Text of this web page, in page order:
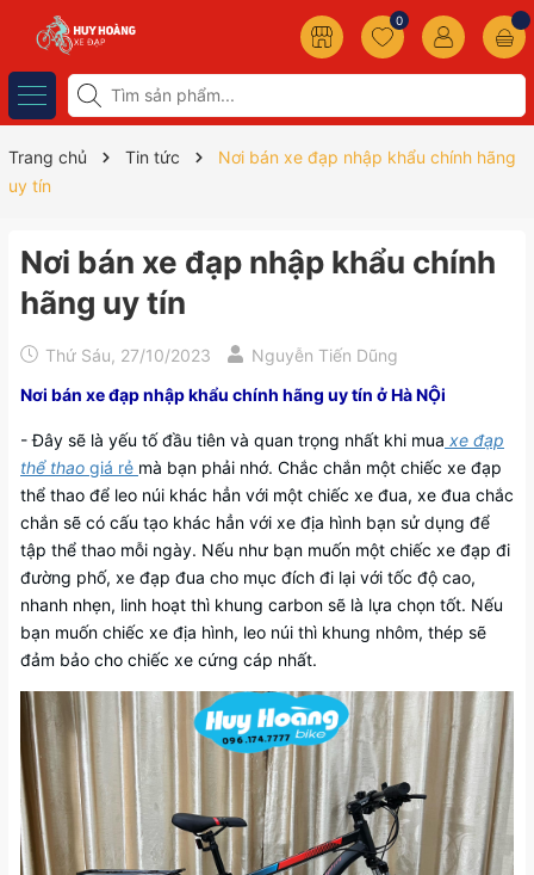
0
Trang chủ Tin tức
Nơi bán xe đạp nhập khẩu chính hãng
uy tín
Nơi bán xe đạp nhập khẩu chính
hãng uy tín
Thứ Sáu, 27/10/2023
Nguyễn Tiến Dũng
Nơi bán xe đạp nhập khẩu chính hãng uy tín ở Hà NỘi
- Đây sẽ là yếu tố đầu tiên và quan trọng nhất khi mua xe đạp
thể thao giá rẻ mà bạn phải nhớ. Chắc chắn một chiếc xe đạp
thể thao để leo núi khác hẳn với một chiếc xe đua, xe đua chắc
chắn sẽ có cấu tạo khác hẳn với xe địa hình bạn sử dụng để
tập thể thao mỗi ngày. Nếu như bạn muốn một chiếc xe đạp đi
đường phố, xe đạp đua cho mục đích đi lại với tốc độ cao,
nhanh nhẹn, linh hoạt thì khung carbon sẽ là lựa chọn tốt. Nếu
bạn muốn chiếc xe địa hình, leo núi thì khung nhôm, thép sẽ
đảm bảo cho chiếc xe cứng cáp nhất.